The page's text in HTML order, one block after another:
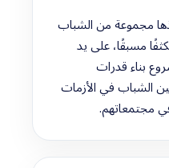
مجموعة من الشباب
مسبقًا، على يد
بناء قدرات
الشباب في الأزمات
مجتمعاتهم.